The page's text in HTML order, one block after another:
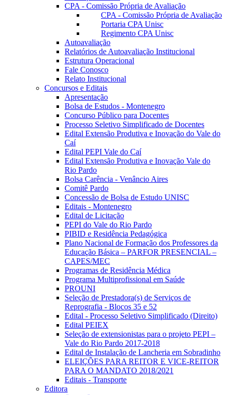
CPA - Comissão Própria de Avaliação
CPA - Comissão Própria de Avaliação
Portaria CPA Unisc
Regimento CPA Unisc
Autoavaliação
Relatórios de Autoavaliação Institucional
Estrutura Operacional
Fale Conosco
Relato Institucional
Concursos e Editais
Apresentação
Bolsa de Estudos - Montenegro
Concurso Público para Docentes
Processo Seletivo Simplificado de Docentes
Edital Extensão Produtiva e Inovação do Vale do
Caí
Edital PEPI Vale do Caí
Edital Extensão Produtiva e Inovação Vale do
Rio Pardo
Bolsa Carência - Venâncio Aires
Comitê Pardo
Concessão de Bolsa de Estudo UNISC
Editais - Montenegro
Edital de Licitação
PEPI do Vale do Rio Pardo
PIBID e Residência Pedagógica
Plano Nacional de Formação dos Professores da
Educação Básica – PARFOR PRESENCIAL –
CAPES/MEC
Programas de Residência Médica
Programa Multiprofissional em Saúde
PROUNI
Seleção de Prestadora(s) de Serviços de
Reprografia - Blocos 35 e 52
Edital - Processo Seletivo Simplificado (Direito)
Edital PEIEX
Seleção de extensionistas para o projeto PEPI –
Vale do Rio Pardo 2017-2018
Edital de Instalação de Lancheria em Sobradinho
ELEIÇÕES PARA REITOR E VICE-REITOR
PARA O MANDATO 2018/2021
Editais - Transporte
Editora